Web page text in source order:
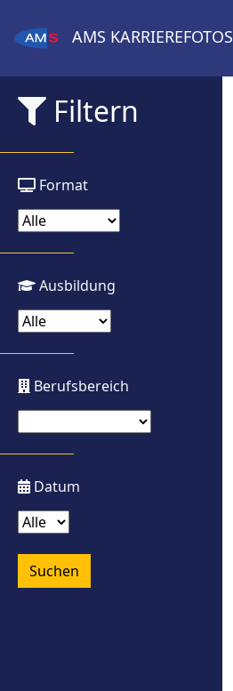
AMS KARRIEREFOTOS
Filtern
Format
Ausbildung
Berufsbereich
Datum
Suchen